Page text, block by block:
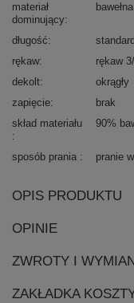
materiał
dominujący
bawełna
długość
rękaw
rękaw
dekolt
okrągły
zapięcie
brak
skład materiału
90%
sposób prania pranie
OPIS PRODUKTU
OPINIE
ZWROTY I
ZAKŁADKA